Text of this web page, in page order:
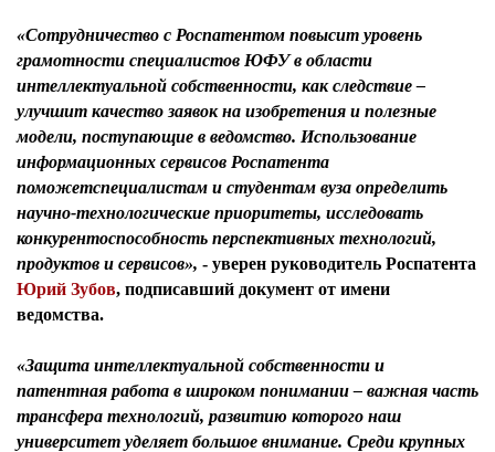
«Сотрудничество с Роспатентом повысит уровень
грамотности специалистов ЮФУ в области
интеллектуальной собственности, как следствие –
улучшит качество заявок на изобретения и полезные
модели, поступающие в ведомство. Использование
информационных сервисов Роспатента
поможетспециалистам и студентам вуза определить
научно-технологические приоритеты, исследовать
конкурентоспособность перспективных технологий,
продуктов и сервисов», - уверен руководитель Роспатента
Юрий Зубов, подписавший документ от имени
ведомства.
«Защита интеллектуальной собственности и
патентная работа в широком понимании – важная часть
трансфера технологий, развитию которого наш
университет уделяет большое внимание. Среди крупных